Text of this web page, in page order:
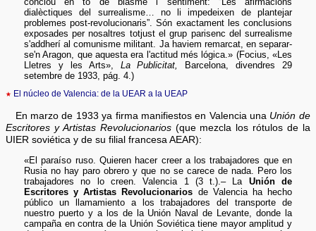
dialèctiques del surrealisme… no li impedeixen de plantejar
problemes post-revolucionaris”. Són exactament les conclusions
exposades per nosaltres totjust el grup parisenc del surrealisme
s'addherí al comunisme militant. Ja haviem remarcat, en separar-
se'n Aragon, que aquesta era l'actitud més lógica.» (Focius, «Les
Lletres y les Arts», La Publicitat,
Barcelona, divendres 29
setembre de 1933, pág. 4.)
★ El núcleo de Valencia: de la UEAR a la UEAP
En marzo de 1933 ya firma manifiestos en Valencia una Unión de
Escritores y Artistas Revolucionarios(que mezcla los rótulos de la
UIER soviética y de su filial francesa AEAR):
«El paraíso ruso. Quieren hacer creer a los trabajadores que en
Rusia no hay paro obrero y que no se carece de nada. Pero los
trabajadores no lo creen. Valencia 1 (3 t.).– La Unión de
Escritores y Artistas Revolucionarios de Valencia ha hecho
público un llamamiento a los trabajadores del transporte de
nuestro puerto y a los de la Unión Naval de Levante, donde la
campaña en contra de la Unión Soviética tiene mayor amplitud y